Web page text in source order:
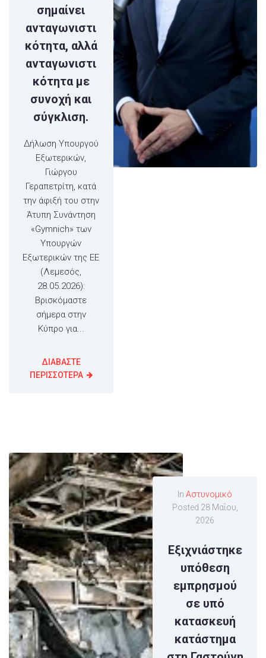
σημαίνει
ανταγωνιστι
κότητα, αλλά
ανταγωνιστι
κότητα με
συνοχή και
σύγκλιση.
Δήλωση Υπουργού
Εξωτερικών,
Γιώργου
Γεραπετρίτη, κατά
την άφιξή του στην
Άτυπη Συνάντηση
«Gymnich» των
Υπουργών
Εξωτερικών της ΕΕ
(Λεμεσός,
28.05.2026):
Βρισκόμαστε
σήμερα στην
Κύπρο για...
ΔΙΑΒΑΣΤΕ
ΠΕΡΙΣΣΟΤΕΡΑ
InΑστυνομικό
Posted 28 Μαΐου,
2026
Εξιχνιάστηκε
υπόθεση
εμπρησμού
σε υπό
κατασκευή
κατάστημα